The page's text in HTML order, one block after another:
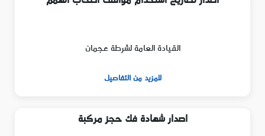
القيادة العامة لشرطة عجمان
للمزيد من التفاصيل
اصدار شهادة فك حجز مركبة